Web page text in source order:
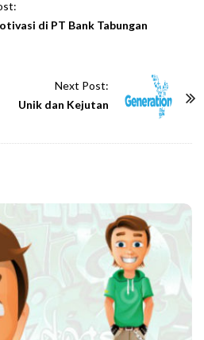
di PT Bank Tabungan
Next Post:
Unik dan Kejutan